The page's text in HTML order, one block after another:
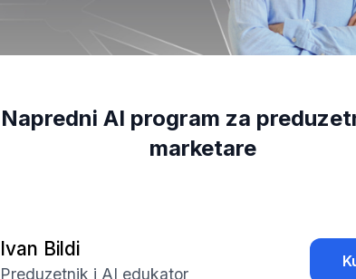
Napredni AI program za
marketare
Ivan Bildi
Preduzetnik i AI edukator